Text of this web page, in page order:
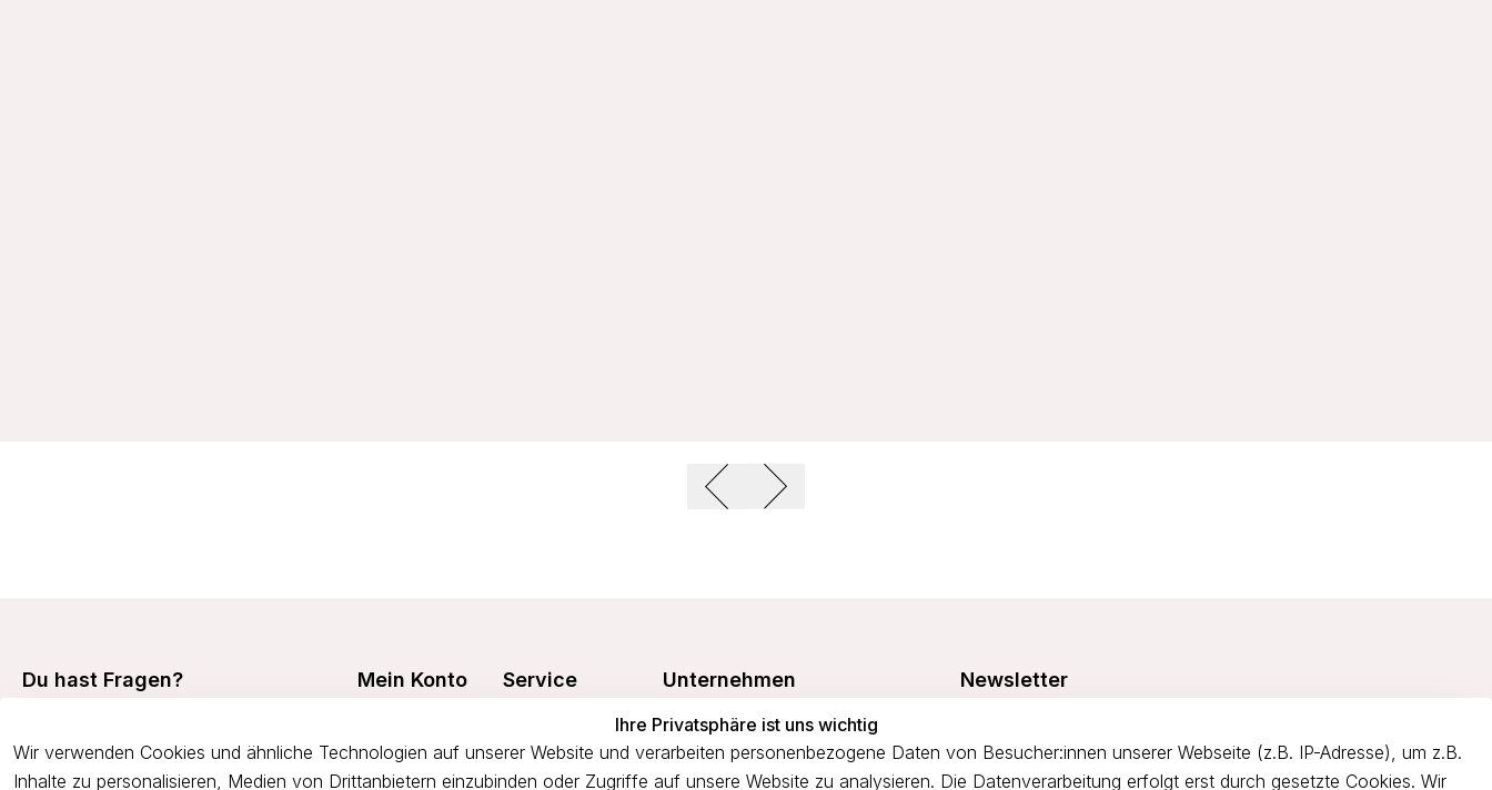
Ihre Privatsphäre ist uns wichtig
Wir verwenden Cookies und ähnliche Technologien auf unserer Website und verarbeiten personenbezogene Daten von Besucher:innen unserer Webseite (z.B. IP-Adresse), um z.B.
Inhalte zu personalisieren, Medien von Drittanbietern einzubinden oder Zugriffe auf unsere Website zu analysieren. Die Datenverarbeitung erfolgt erst durch gesetzte Cookies. Wir
Du hast Fragen?
onlineshop@viania.de
Mein Konto
Meine Bestellungen
Service
Waschanleitung
Unternehmen
Über uns
Impressum
Newsletter
profitiere von Angeboten.